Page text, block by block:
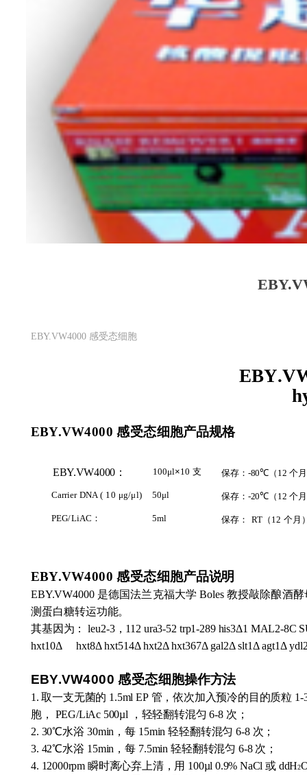
EBY.VW4000 感受态细胞
EBY.
EBY.VW4000感受态细胞产品规格
EBY.VW4000 ： 100μl×10 支 保存： -80℃（ 12 个
Carrier DNA ( 10 μg/μl) 50μl 保存： -20℃（ 12 个
PEG/LiAC ： 5ml 保存： RT（ 12 个月
EBY.VW4000感受态细胞产品说明
EBY.VW4000 是德国法兰克福大学 Boles 教授敲除酿酒酵
测蛋白糖转运功能。
其基因为：
leu2-3， 112 ura3-52 trp1-289 his3Δ1 MAL2-8C
hxt10Δhxt8Δ hxt514Δ hxt2Δ hxt367Δ gal2Δ slt1Δ agt1Δ
EBY.VW4000感受态细胞操作方法
1.取一支无菌的 1.5ml EP 管，依次加入预冷的目的质粒 1-
胞，
PEG/LiAc 500µl ，轻轻翻转混匀 6-8 次；
2. 30℃水浴 30min ，每 15min轻轻翻转混匀 6-8 次；
3. 42℃水浴 15min ，每 7.5min轻轻翻转混匀 6-8 次；
4. 12000rpm 瞬时离心弃上清，用 100µl 0.9% NaCl或 ddH2